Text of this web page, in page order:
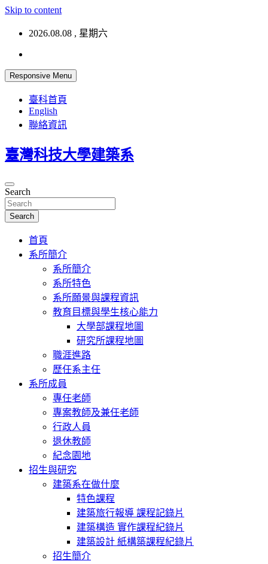
Skip to content
2026.08.08 , 星期六
Responsive Menu
臺科首頁
English
聯絡資訊
臺灣科技大學建築系
Search
Search
首頁
系所簡介
系所簡介
系所特色
系所願景與課程資訊
教育目標與學生核心能力
大學部課程地圖
研究所課程地圖
職涯進路
歷任系主任
系所成員
專任老師
專案教師及兼任老師
行政人員
退休教師
紀念園地
招生與研究
建築系在做什麼
特色課程
建築旅行報導 課程記錄片
建築構造 實作課程紀錄片
建築設計 紙構築課程紀錄片
招生簡介